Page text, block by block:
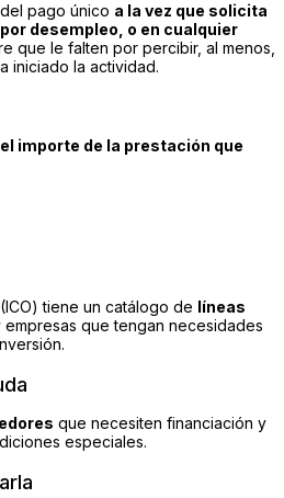
pago único a la vez que solicita
desempleo, o en cualquier
que le falten por percibir, al menos,
iniciado la actividad.
importe de la prestación que
tiene un catálogo de líneas
empresas que tengan necesidades
que necesiten financiación y
especiales.